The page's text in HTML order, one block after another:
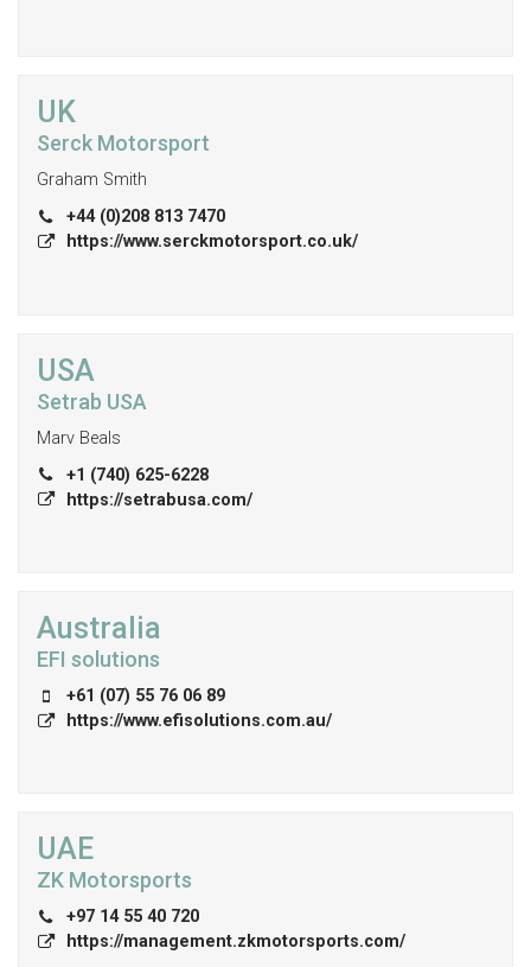
UK
Serck Motorsport
Graham Smith
+44 (0)208 813 7470
https://www.serckmotorsport.co.uk/
USA
Setrab USA
Marv Beals
+1 (740) 625-6228
https://setrabusa.com/
Australia
EFI solutions
+61 (07) 55 76 06 89
https://www.efisolutions.com.au/
UAE
ZK Motorsports
+97 14 55 40 720
https://management.zkmotorsports.com/